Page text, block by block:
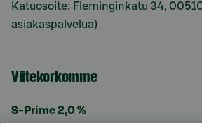
Katuosoite: Fleminginkatu 34,
asiakaspalvelua)
Viitekorkomme
S-Prime 2,0 %